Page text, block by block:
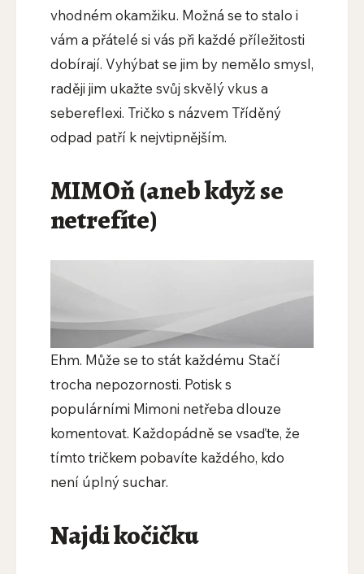
vhodném okamžiku. Možná se to stalo i
vám a přátelé si vás při každé příležitosti
dobírají. Vyhýbat se jim by nemělo smysl,
raději jim ukažte svůj skvělý vkus a
sebereflexi. Tričko s názvem Tříděný
odpad patří k nejvtipnějším.
MIMOň (aneb když se
netrefíte)
Ehm. Může se to stát každému Stačí
trocha nepozornosti. Potisk s
populárními Mimoni netřeba dlouze
komentovat. Každopádně se vsaďte, že
tímto tričkem pobavíte každého, kdo
není úplný suchar.
Najdi kočičku